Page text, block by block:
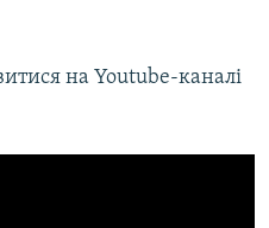
на Youtube-каналі